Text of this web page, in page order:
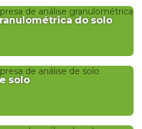
do solo
solo